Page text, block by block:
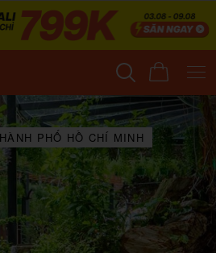
PHỐ HỒ CHÍ MINH